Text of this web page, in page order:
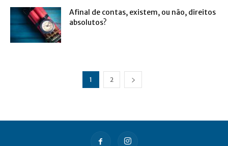
Afinal de contas, existem, ou não, direitos
absolutos?
1 2